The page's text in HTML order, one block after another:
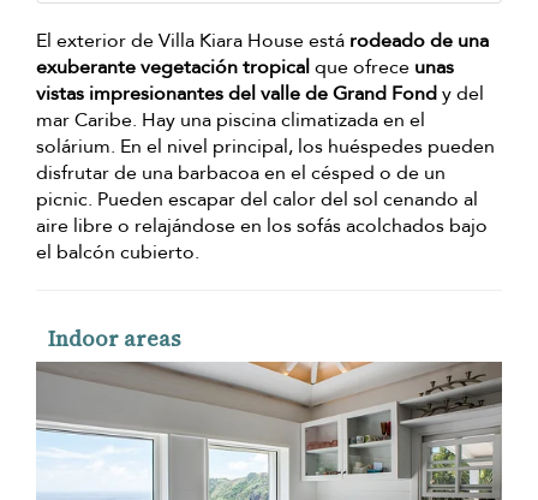
El exterior de Villa Kiara House está rodeado de una
exuberante vegetación tropicalque ofrece unas
vistas impresionantes del valle de Grand Fondy del
mar Caribe. Hay una piscina climatizada en el
solárium. En el nivel principal, los huéspedes pueden
disfrutar de una barbacoa en el césped o de un
picnic. Pueden escapar del calor del sol cenando al
aire libre o relajándose en los sofás acolchados bajo
el balcón cubierto.
Indoor areas